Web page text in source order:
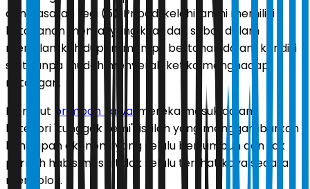
dan pasaran Legi (5). Pribadi kelahiran ini memiliki
ketahanan mental yang kuat dan sabar dalam
menjalani kehidupan, mampu bertahan dalam kondisi
sulit tanpa mudah menyerah ketika menghadapi
rintangan.
Menurut primbon Jawa , mereka masuk dalam
kategori "tunggak semi", istilah yang menggambarkan
kehidupan ekonomi yang selalu bertumbuh dan tak
pernah habis meski tidak selalu terlihat kaya secara
mencolok.